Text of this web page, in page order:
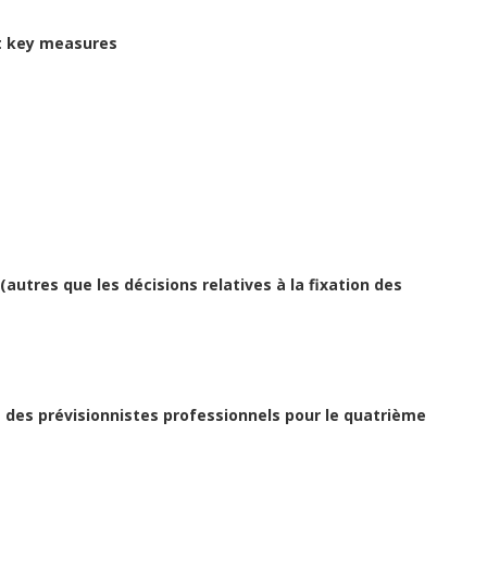
key measures
que les décisions relatives à la fixation des
des prévisionnistes professionnels pour le quatrième